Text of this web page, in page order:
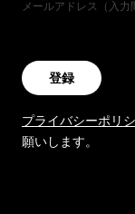
メールアドレス（入力
登録
プライバシーポリ
願いします。